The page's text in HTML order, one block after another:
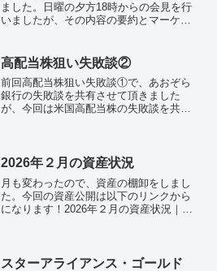
ました。日曜の夕方18時からの会見を行
いましたが、その内容の要約とマーケッ
相の辞任表明会見について３つのポイン
トで要約すると。...
高配当株狙い失敗談②
前回高配当株狙い失敗談①で、あおぞら
銀行の失敗談を共有させて頂きました
が、今回は米国高配当株の失敗談を共有
2026年２月の資産状況
月も変わったので、資産の棚卸をしまし
た。今回の資産公開は以下のリンクから
になります！2026年２月の資産状況｜人
しければ応援クリック...
スターアライアンス・ゴールド